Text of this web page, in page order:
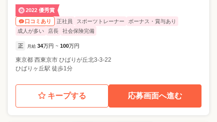
2022 優秀賞
口コミあり
正社員 スポーツトレーナー
ボーナス・賞与あり
成人が多い
店長 社会保険完備
正 月給 34万円 ~ 100万円
東京都 西東京市 ひばりが丘北3-3-22
ひばりヶ丘駅 徒歩1分
キープする 応募画面へ進む